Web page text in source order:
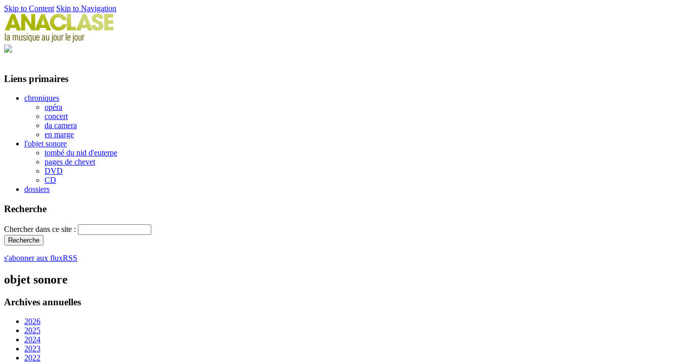
Skip to Content Skip to Navigation
Liens primaires
chroniques
opéra
concert
da camera
en marge
l'objet sonore
tombé du nid d'euterpe
pages de chevet
DVD
CD
dossiers
Recherche
Chercher dans ce site :
s'abonner aux fluxRSS
objet sonore
Archives annuelles
2026
2025
2024
2023
2022